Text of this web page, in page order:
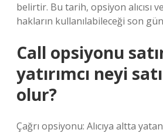
belirtir. Bu tarih, opsiyon alıcısı
hakların kullanılabileceği son
Call opsiyonu
yatırımcı neyi
olur?
Çağrı opsiyonu: Alıcıya altta